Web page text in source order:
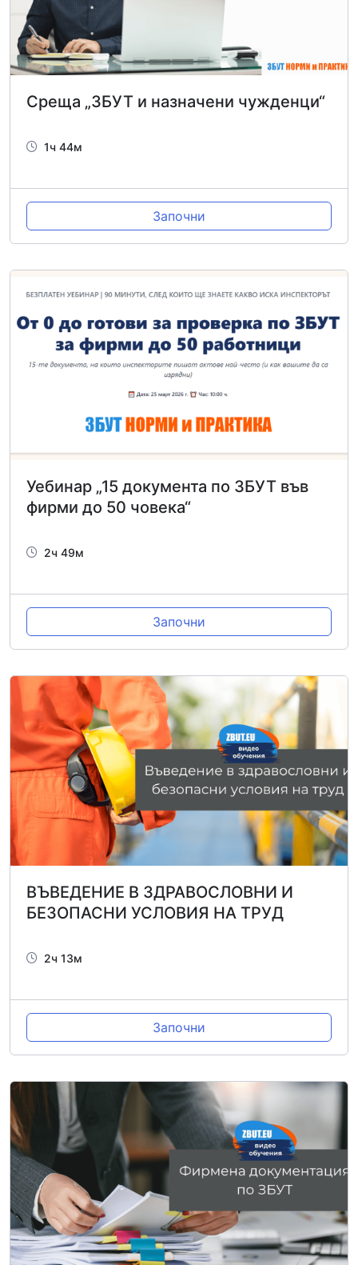
Среща „ЗБУТ и назначени чужденци“
1ч 44м
Започни
Уебинар „15 документа по ЗБУТ във
фирми до 50 човека“
2ч 49м
Започни
ВЪВЕДЕНИЕ В ЗДРАВОСЛОВНИ И
БЕЗОПАСНИ УСЛОВИЯ НА ТРУД
2ч 13м
Започни